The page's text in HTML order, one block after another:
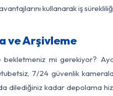
kullanarak iş
ve Arşivleme
bekletmeniz mi gerekiyor?
7/24 güvenlik
dilediğiniz kadar depolama